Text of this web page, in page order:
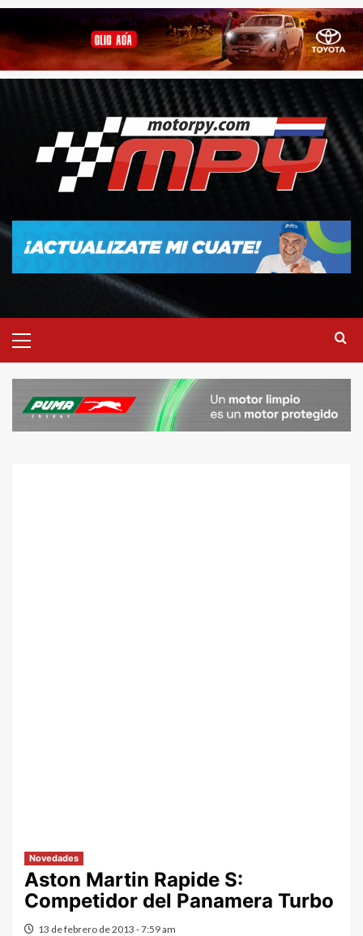
Novedades
Aston Martin Rapide S:
Competidor del Panamera Turbo
13 de febrero de 2013 - 7:59 am